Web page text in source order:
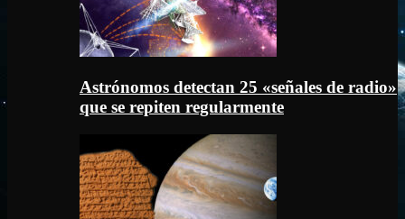
Astrónomos detectan 25 «señales de radio»
que se repiten regularmente